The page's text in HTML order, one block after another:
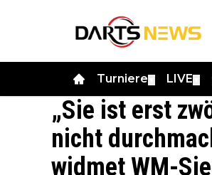
Turniere LIVE
„Sie ist erst
nicht
widmet WM-